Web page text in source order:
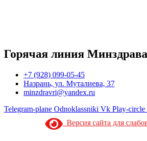
Горячая линия
+7 (928) 099-05-45
Назрань, ул. Муталиева, 37
minzdravri@yandex.ru
Telegram-plane Odnoklassniki Vk Play-circle
Версия сайта для